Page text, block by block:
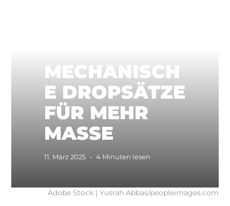
MECHANISCH
E DROPSÄTZE
FÜR MEHR
MASSE
11. März 2025 • 4 Minuten lesen
Adobe Stock | Yusrah Abbas/peopleimages.com